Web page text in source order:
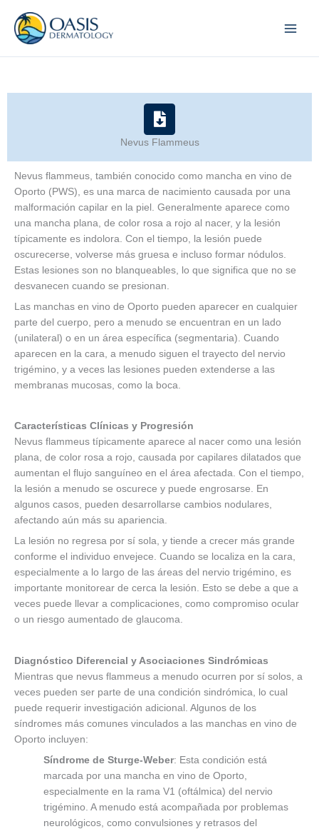
content
Nevus Flammeus
Nevus flammeus, también conocido como mancha en vino de
Oporto (PWS), es una marca de nacimiento causada por una
malformación capilar en la piel. Generalmente aparece como
una mancha plana, de color rosa a rojo al nacer, y la lesión
típicamente es indolora. Con el tiempo, la lesión puede
oscurecerse, volverse más gruesa e incluso formar nódulos.
Estas lesiones son no blanqueables, lo que significa que no se
desvanecen cuando se presionan.
Las manchas en vino de Oporto pueden aparecer en cualquier
parte del cuerpo, pero a menudo se encuentran en un lado
(unilateral) o en un área específica (segmentaria). Cuando
aparecen en la cara, a menudo siguen el trayecto del nervio
trigémino, y a veces las lesiones pueden extenderse a las
membranas mucosas, como la boca.
Características Clínicas y Progresión
Nevus flammeus típicamente aparece al nacer como una lesión
plana, de color rosa a rojo, causada por capilares dilatados que
aumentan el flujo sanguíneo en el área afectada. Con el tiempo,
la lesión a menudo se oscurece y puede engrosarse. En
algunos casos, pueden desarrollarse cambios nodulares,
afectando aún más su apariencia.
La lesión no regresa por sí sola, y tiende a crecer más grande
conforme el individuo envejece. Cuando se localiza en la cara,
especialmente a lo largo de las áreas del nervio trigémino, es
importante monitorear de cerca la lesión. Esto se debe a que a
veces puede llevar a complicaciones, como compromiso ocular
o un riesgo aumentado de glaucoma.
Diagnóstico Diferencial y Asociaciones Sindrómicas
Mientras que nevus flammeus a menudo ocurren por sí solos, a
veces pueden ser parte de una condición sindrómica, lo cual
puede requerir investigación adicional. Algunos de los
síndromes más comunes vinculados a las manchas en vino de
Oporto incluyen:
Síndrome de Sturge-Weber: Esta condición está
marcada por una mancha en vino de Oporto,
especialmente en la rama V1 (oftálmica) del nervio
trigémino. A menudo está acompañada por problemas
neurológicos, como convulsiones y retrasos del